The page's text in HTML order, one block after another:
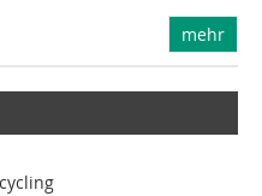
mehr